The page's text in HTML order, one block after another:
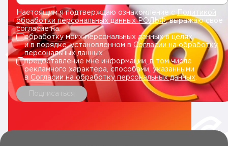
Настоящим я подтверждаю ознакомление сПолитикой
обработки персональных данных РОЛЬФ, выражаю свое
согласие на:
обработку моих персональных данных в целях
и в порядке, установленном в Согласии на обработку
персональных данных.
предоставление мне информации, в том числе
рекламного характера, способами, указанными
в Согласии на обработку персональных данных
Подписаться